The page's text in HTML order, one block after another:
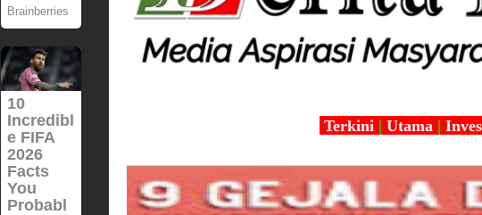
Terkini | Utama |